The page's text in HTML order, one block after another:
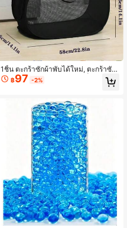
1ชิ้น ตะกร้าซักผ้าพับได้ใหม่, ตะกร้าซัก
ผ้าขนาดใหญ่พับได้, ตะกร้าเก็บของใน
ห้องน้ำ, ตะกร้าซักผ้า, ตะกร้าจัดระเบียบ
฿97 -2%